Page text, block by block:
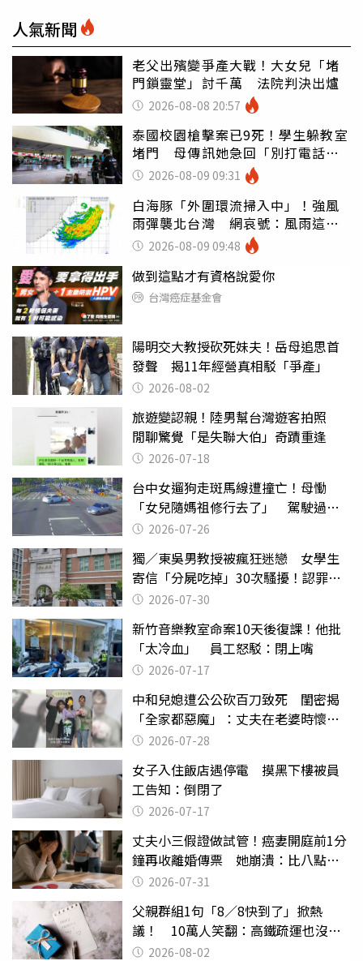
人氣新聞
老父出殯變爭產大戰！大女兒「堵
門鎖靈堂」討千萬 法院判決出爐
2026-08-08 20:57
泰國校園槍擊案已9死！學生躲教室
堵門 母傳訊她急回「別打電話怕
鈴響」
2026-08-09 09:31
白海豚「外圍環流掃入中」！強風
雨彈襲北台灣 網哀號：風雨這麼
大還不放假
2026-08-09 09:48
做到這點才有資格說愛你
台灣癌症基金會
陽明交大教授砍死妹夫！岳母追思首
發聲 揭11年經營真相駁「爭產」
2026-08-02
旅遊變認親！陸男幫台灣遊客拍照
閒聊驚覺「是失聯大伯」奇蹟重逢
2026-07-18
台中女遛狗走斑馬線遭撞亡！母慟
「女兒隨媽祖修行去了」 駕駛過失
致死判9月
2026-07-26
獨／東吳男教授被瘋狂迷戀 女學生
寄信「分屍吃掉」30次騷擾！認罪免
關 2026-07-30
新竹音樂教室命案10天後復課！他批
「太冷血」 員工怒駁：閉上嘴
2026-07-17
中和兒媳遭公公砍百刀致死 閨密揭
「全家都惡魔」：丈夫在老婆時懷孕
摔東西
2026-07-28
女子入住飯店遇停電 摸黑下樓被員
工告知：倒閉了
2026-07-17
丈夫小三假證做試管！癌妻開庭前1分
鐘再收離婚傳票 她崩潰：比八點檔
還扯2026-07-31
父親群組1句「8／8快到了」掀熱
議！ 10萬人笑翻：高鐵疏運也沒列
父親節
2026-08-02